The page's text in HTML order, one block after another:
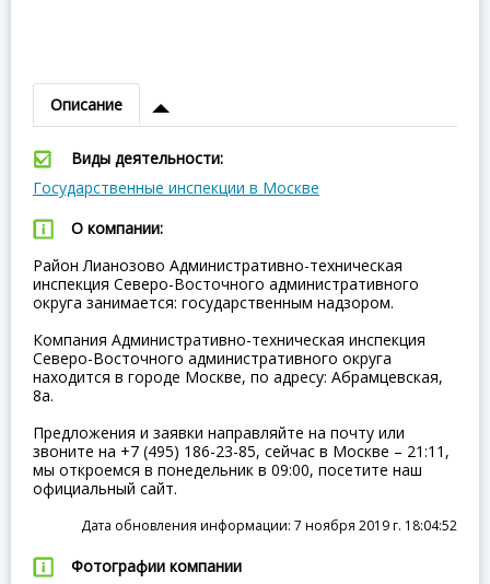
Описание
Виды деятельности:
Государственные инспекции в Москве
О компании:
Район Лианозово Административно-техническая
инспекция Северо-Восточного административного
округа занимается: государственным надзором.
Компания Административно-техническая инспекция
Северо-Восточного административного округа
находится в городе Москве, по адресу: Абрамцевская,
8а.
Предложения и заявки направляйте на почту или
звоните на +7 (495) 186-23-85, сейчас в Москве – 21:11,
мы откроемся в понедельник в 09:00, посетите наш
официальный сайт.
Дата обновления информации: 7 ноября 2019 г. 18:04:52
Фотографии компании